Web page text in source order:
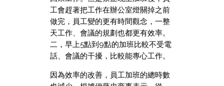
工會趕著把工作在辦公室燈關掉之前
做完，員工變的更有時間觀念，一整
天工作、會議的規劃也都更有效率。
二，早上5點到9點的加班比較不受電
話、會議的干擾，比較能專心工作。
因為效率的改善，員工加班的總時數